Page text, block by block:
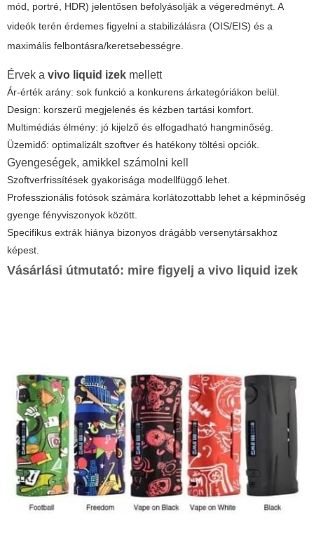
mód, portré, HDR) jelentősen befolyásolják a végeredményt. A
videók terén érdemes figyelni a stabilizálásra (OIS/EIS) és a
maximális felbontásra/keretsebességre.
Érvek a vivo liquid izek mellett
Ár-érték arány: sok funkció a konkurens árkategóriákon belül.
Design: korszerű megjelenés és kézben tartási komfort.
Multimédiás élmény: jó kijelző és elfogadható hangminőség.
Üzemidő: optimalizált szoftver és hatékony töltési opciók.
Gyengeségek, amikkel számolni kell
Szoftverfrissítések gyakorisága modellfüggő lehet.
Professzionális fotósok számára korlátozottabb lehet a képminőség
gyenge fényviszonyok között.
Specifikus extrák hiánya bizonyos drágább versenytársakhoz
képest.
Vásárlási útmutató: mire figyelj a vivo liquid izek